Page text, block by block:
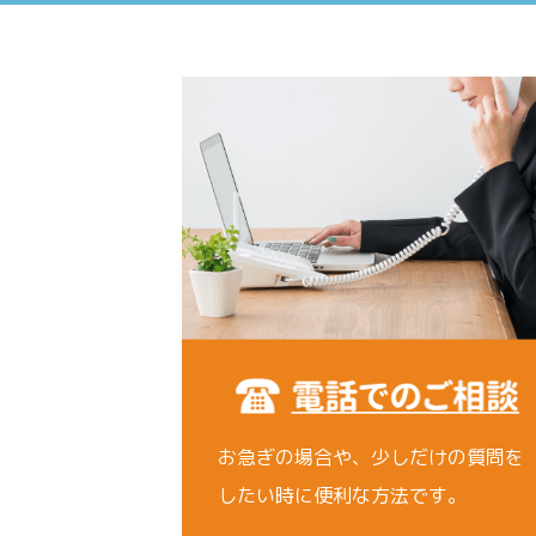
お急ぎの場合や、少しだけの質問を
したい時に便利な方法です。